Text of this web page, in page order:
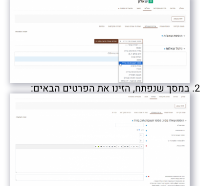
במסך שנפתח, הזינו את הפרטים הבאים: